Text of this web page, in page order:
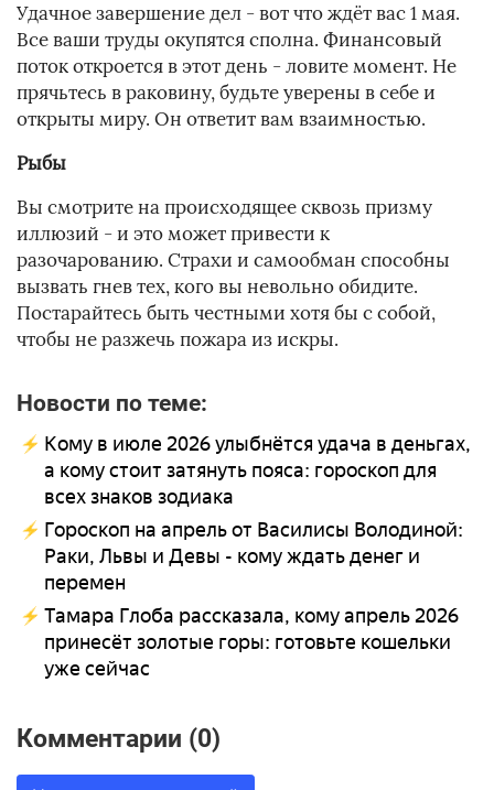
Удачное завершение дел - вот что ждёт вас 1 мая.
Все ваши труды окупятся сполна. Финансовый
поток откроется в этот день - ловите момент. Не
прячьтесь в раковину, будьте уверены в себе и
открыты миру. Он ответит вам взаимностью.
Рыбы
Вы смотрите на происходящее сквозь призму
иллюзий - и это может привести к
разочарованию. Страхи и самообман способны
вызвать гнев тех, кого вы невольно обидите.
Постарайтесь быть честными хотя бы с собой,
чтобы не разжечь пожара из искры.
Новости по теме:
Кому в июле 2026 улыбнётся удача в деньгах,
а кому стоит затянуть пояса: гороскоп для
всех знаков зодиака
Гороскоп на апрель от Василисы Володиной:
Раки, Львы и Девы - кому ждать денег и
перемен
Тамара Глоба рассказала, кому апрель 2026
принесёт золотые горы: готовьте кошельки
уже сейчас
Комментарии (0)